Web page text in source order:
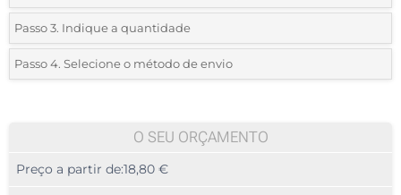
*Selecione o tipo de marcação e as cores do logotipo:
Transferência digital a cores (Em um lado, em uma sapatilha)
Passo 3. Indique a quantidade
*Pedido mínimo 10 (total de pedido)
Calcular preço
Passo 4. Selecione o método de envio
O SEU ORÇAMENTO
Preço a partir de:18,80 €